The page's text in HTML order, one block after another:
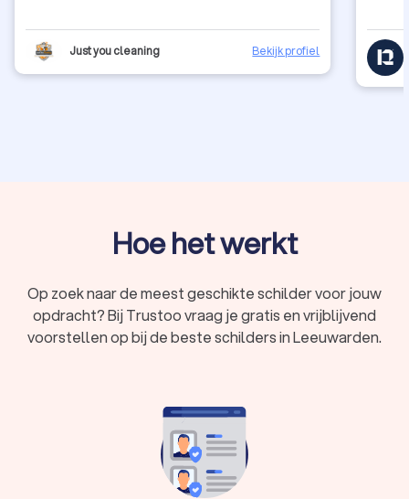
Just you cleaning Bekijk profiel
Hoe het werkt
Op zoek naar de meest geschikte schilder voor jouw
opdracht? Bij Trustoo vraag je gratis en vrijblijvend
voorstellen op bij de beste schilders in Leeuwarden.